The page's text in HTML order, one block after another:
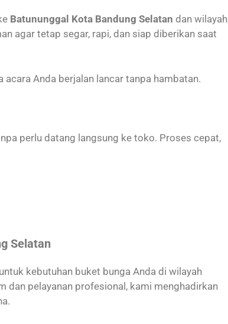
Batununggal Kota Bandung Selatan dan wilayah
agar tetap segar, rapi, dan siap diberikan saat
Anda berjalan lancar tanpa hambatan.
perlu datang langsung ke toko. Proses cepat,
Selatan
kebutuhan buket bunga Anda di wilayah
dan pelayanan profesional, kami menghadirkan